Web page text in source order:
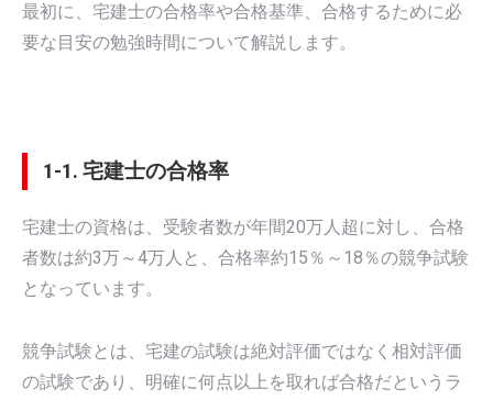
最初に、宅建士の合格率や合格基準、合格するために必
要な目安の勉強時間について解説します。
1-1. 宅建士の合格率
宅建士の資格は、受験者数が年間20万人超に対し、合格
者数は約3万～4万人と、合格率約15％～18％の競争試験
となっています。
競争試験とは、宅建の試験は絶対評価ではなく相対評価
の試験であり、明確に何点以上を取れば合格だというラ